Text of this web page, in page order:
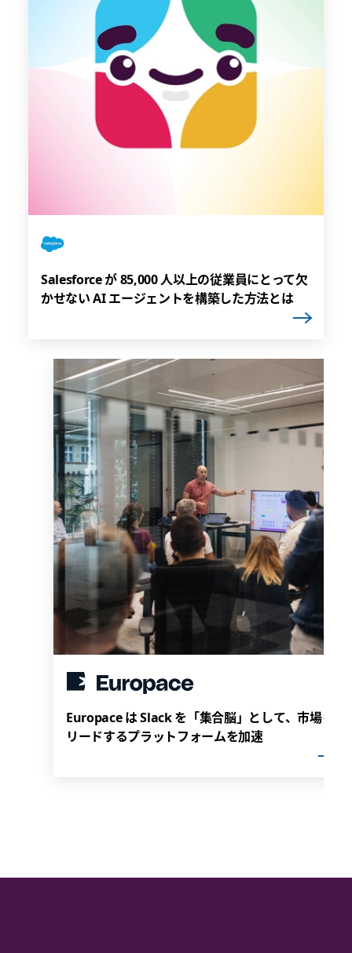
Salesforce が 85,000 人以上の従業員にとって欠
かせない AI エージェントを構築した方法とは
Europace は Slack を「集合脳」として、市場を
リードするプラットフォームを加速